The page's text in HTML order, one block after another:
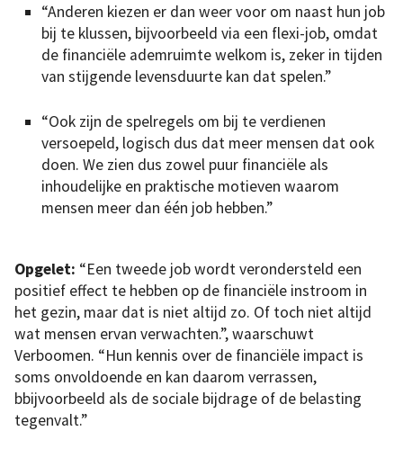
“Anderen kiezen er dan weer voor om naast hun job
bij te klussen, bijvoorbeeld via een flexi-job, omdat
de financiële ademruimte welkom is, zeker in tijden
van stijgende levensduurte kan dat spelen.”
“Ook zijn de spelregels om bij te verdienen
versoepeld, logisch dus dat meer mensen dat ook
doen. We zien dus zowel puur financiële als
inhoudelijke en praktische motieven waarom
mensen meer dan één job hebben.”
Opgelet: “Een tweede job wordt verondersteld een
positief effect te hebben op de financiële instroom in
het gezin, maar dat is niet altijd zo. Of toch niet altijd
wat mensen ervan verwachten.”, waarschuwt
Verboomen. “Hun kennis over de financiële impact is
soms onvoldoende en kan daarom verrassen,
bbijvoorbeeld als de sociale bijdrage of de belasting
tegenvalt.”